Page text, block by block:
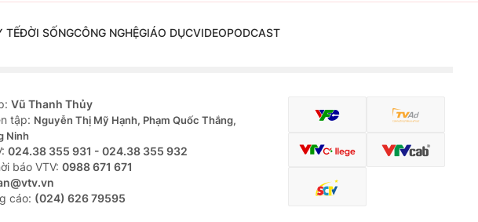
TẾĐỜI SỐNGCÔNG NGHỆGIÁO DỤCVIDEOPODCAST
Vũ Thanh Thủy
tập: Nguyễn Thị Mỹ Hạnh, Phạm Quốc Thắng,
Ninh
024.38 355 931 - 024.38 355 932
báo VTV: 0988 671 671
cáo: (024) 626 79595